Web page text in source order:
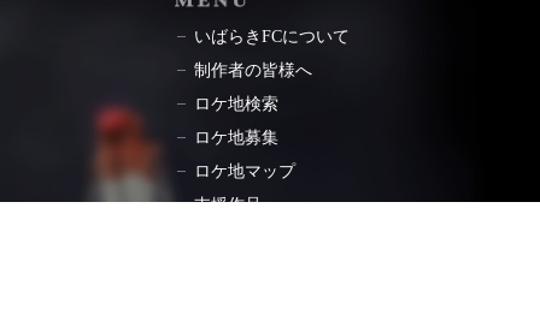
いばらきFCについて
制作者の皆様へ
ロケ地検索
ロケ地募集
ロケ地マップ
支援作品